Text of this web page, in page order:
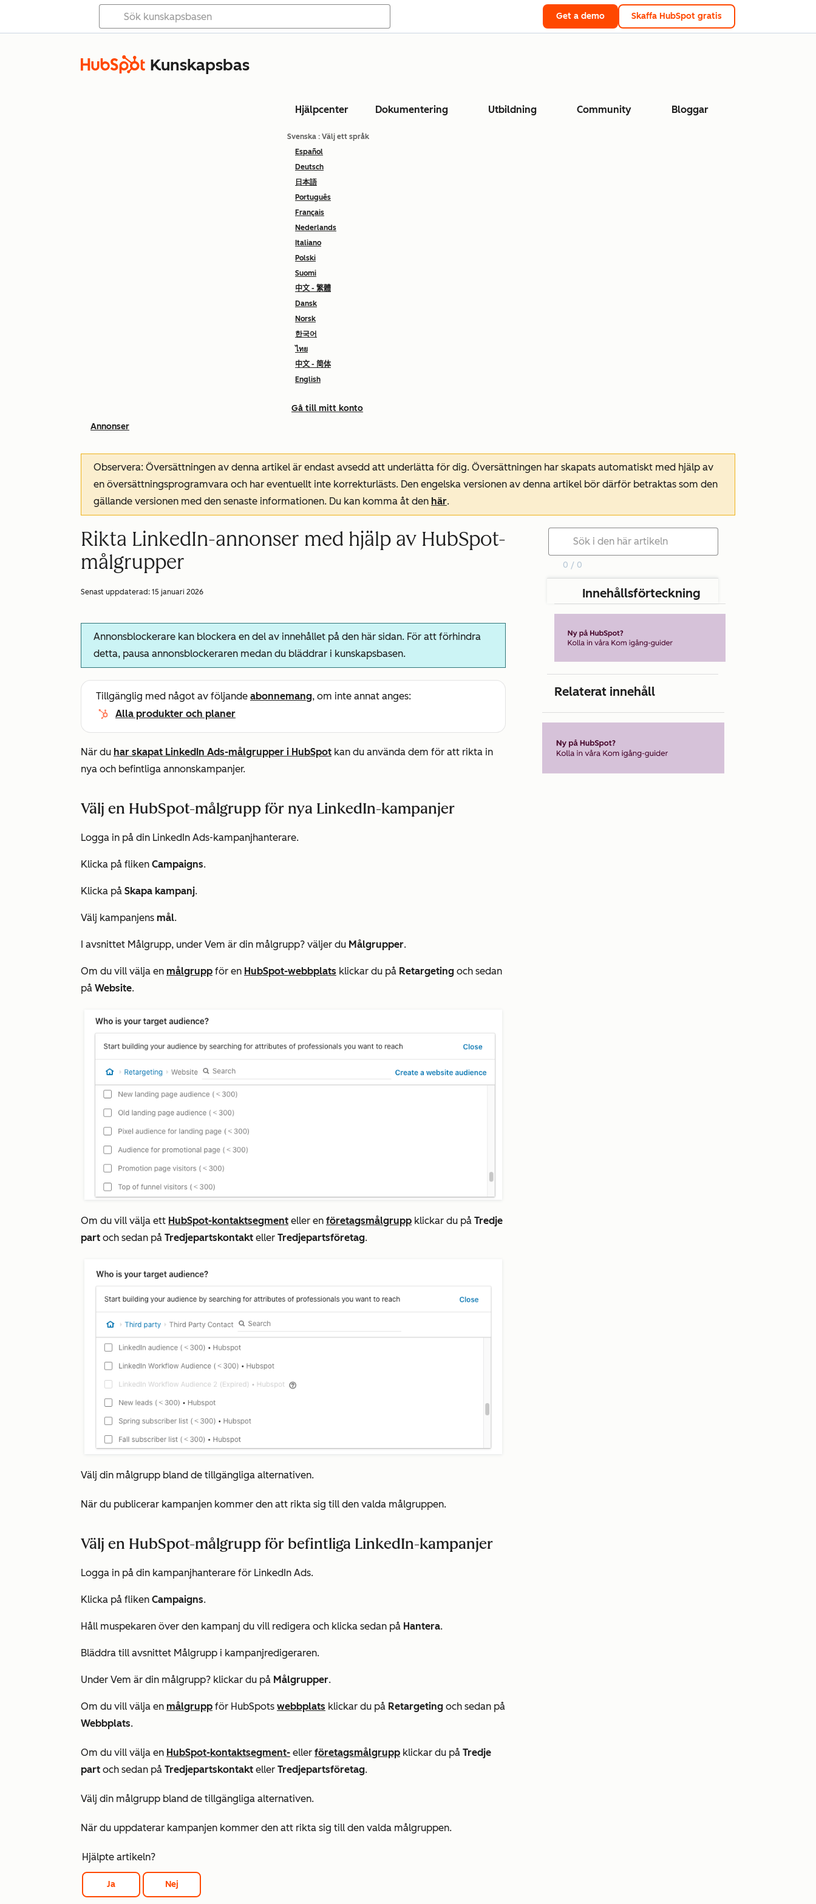
Get a demo Skaffa HubSpot gratis
Kunskapsbas
Hjälpcenter Dokumentering Utbildning Community Bloggar
Svenska : Välj ett språk
Español
Deutsch
日本語
Português
Français
Nederlands
Italiano
Polski
Suomi
中文 - 繁體
Dansk
Norsk
한국어
ไทย
中文 - 简体
English
Gå till mitt konto
Annonser
Observera: Översättningen av denna artikel är endast avsedd att underlätta för dig. Översättningen har skapats automatiskt med hjälp av
en översättningsprogramvara och har eventuellt inte korrekturlästs. Den engelska versionen av denna artikel bör därför betraktas som den
gällande versionen med den senaste informationen. Du kan komma åt den här.
Rikta LinkedIn-annonser med hjälp av HubSpot-
målgrupper
Senast uppdaterad: 15 januari 2026
Annonsblockerare kan blockera en del av innehållet på den här sidan. För att förhindra
detta, pausa annonsblockeraren medan du bläddrar i kunskapsbasen.
Tillgänglig med något av följande abonnemang, om inte annat anges:
Alla produkter och planer
När du har skapat LinkedIn Ads-målgrupper i HubSpot kan du använda dem för att rikta in
nya och befintliga annonskampanjer.
Välj en HubSpot-målgrupp för nya LinkedIn-kampanjer
Logga in på din LinkedIn Ads-kampanjhanterare.
Klicka på fliken Campaigns.
Klicka på Skapa kampanj.
Välj kampanjens mål.
I avsnittet Målgrupp, under Vem är din målgrupp? väljer du Målgrupper.
Om du vill välja en målgrupp för en HubSpot-webbplats klickar du på Retargeting och sedan
på Website.
Om du vill välja ett HubSpot-kontaktsegment eller en företagsmålgrupp klickar du på Tredje
part och sedan på Tredjepartskontakt eller Tredjepartsföretag.
Välj din målgrupp bland de tillgängliga alternativen.
När du publicerar kampanjen kommer den att rikta sig till den valda målgruppen.
Välj en HubSpot-målgrupp för befintliga LinkedIn-kampanjer
Logga in på din kampanjhanterare för LinkedIn Ads.
Klicka på fliken Campaigns.
Håll muspekaren över den kampanj du vill redigera och klicka sedan på Hantera.
Bläddra till avsnittet Målgrupp i kampanjredigeraren.
Under Vem är din målgrupp? klickar du på Målgrupper.
Om du vill välja en målgrupp för HubSpots webbplats klickar du på Retargeting och sedan på
Webbplats.
Om du vill välja en HubSpot-kontaktsegment- eller företagsmålgrupp klickar du på Tredje
part och sedan på Tredjepartskontakt eller Tredjepartsföretag.
Välj din målgrupp bland de tillgängliga alternativen.
När du uppdaterar kampanjen kommer den att rikta sig till den valda målgruppen.
Hjälpte artikeln?
Ja Nej
0 / 0
Innehållsförteckning
Relaterat innehåll